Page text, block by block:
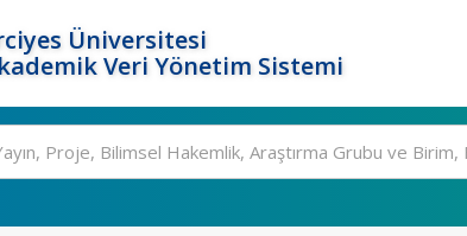
Üniversitesi
Veri Yönetim Sistemi